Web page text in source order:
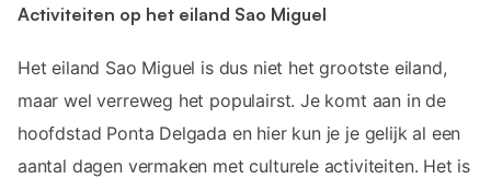
Activiteiten op het eiland Sao Miguel
Het eiland Sao Miguel is dus niet het grootste eiland,
maar wel verreweg het populairst. Je komt aan in de
hoofdstad Ponta Delgada en hier kun je je gelijk al een
aantal dagen vermaken met culturele activiteiten. Het is